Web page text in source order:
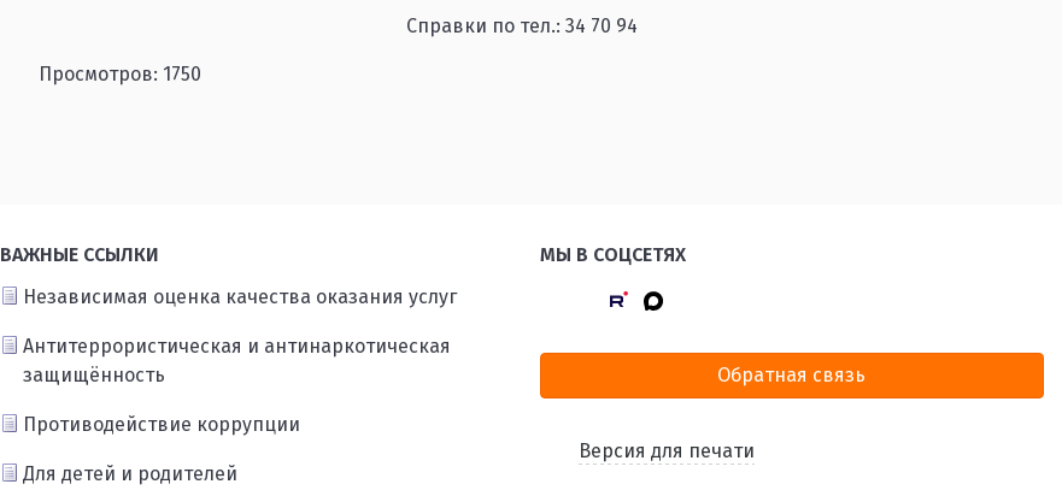
Справки по тел.: 34 70 94
Просмотров: 1750
ВАЖНЫЕ ССЫЛКИ
Независимая оценка качества оказания услуг
Антитеррористическая и антинаркотическая
защищённость
Противодействие коррупции
Для детей и родителей
МЫ В СОЦСЕТЯХ
Обратная связь
Версия для печати